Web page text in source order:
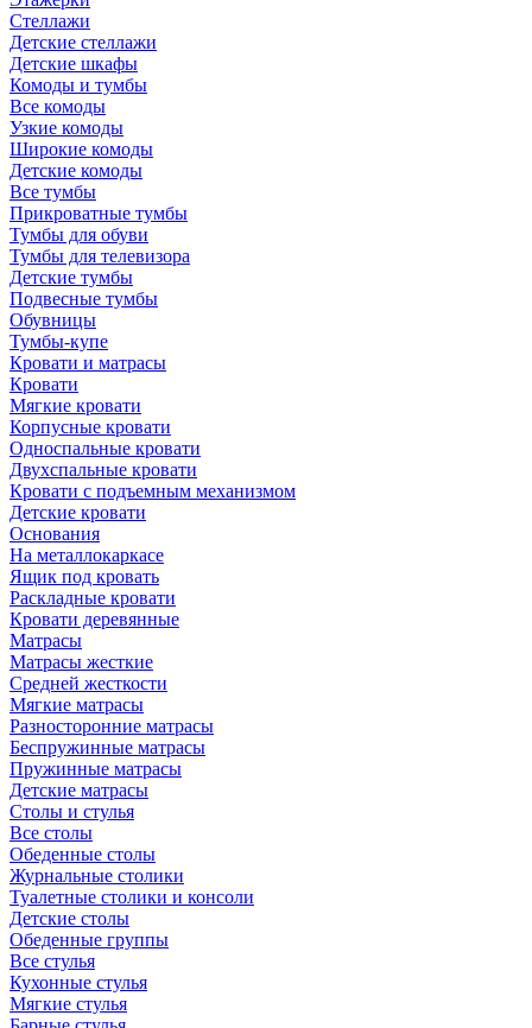
Стеллажи
Детские стеллажи
Детские шкафы
Комоды и тумбы
Все комоды
Узкие комоды
Широкие комоды
Детские комоды
Все тумбы
Прикроватные тумбы
Тумбы для обуви
Тумбы для телевизора
Детские тумбы
Подвесные тумбы
Обувницы
Тумбы-купе
Кровати и матрасы
Кровати
Мягкие кровати
Корпусные кровати
Односпальные кровати
Двухспальные кровати
Кровати с подъемным механизмом
Детские кровати
Основания
На металлокаркасе
Ящик под кровать
Раскладные кровати
Кровати деревянные
Матрасы
Матрасы жесткие
Средней жесткости
Мягкие матрасы
Разносторонние матрасы
Беспружинные матрасы
Пружинные матрасы
Детские матрасы
Столы и стулья
Все столы
Обеденные столы
Журнальные столики
Туалетные столики и консоли
Детские столы
Обеденные группы
Все стулья
Кухонные стулья
Мягкие стулья